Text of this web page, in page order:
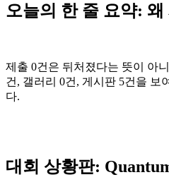
오늘의 한 줄 요약:
제출 0건은 뒤처졌다는 뜻이 아
건, 갤러리 0건, 게시판 5건을 보
다.
대회 상황판: